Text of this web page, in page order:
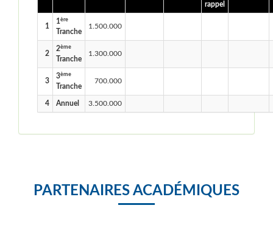
rappel
1
1ère
Tranche
1.500.000
2
2ème
Tranche
1.300.000
3
3ème
Tranche
700.000
4 Annuel 3.500.000
PARTENAIRES ACADÉMIQUES